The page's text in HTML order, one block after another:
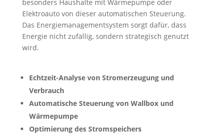
besonders Haushalte mit Wärmepumpe oder
Elektroauto von dieser automatischen Steuerung.
Das Energiemanagementsystem sorgt dafür, dass
Energie nicht zufällig, sondern strategisch genutzt
wird.
Echtzeit-Analyse von Stromerzeugung und
Verbrauch
Automatische Steuerung von Wallbox und
Wärmepumpe
Optimierung des Stromspeichers